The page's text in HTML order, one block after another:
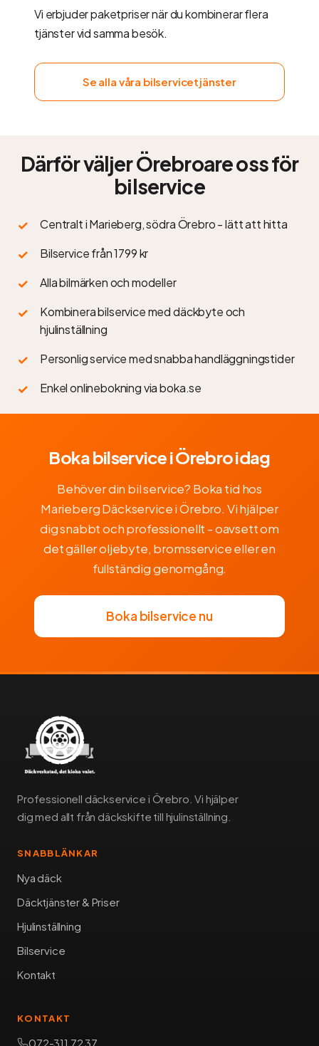
Vi erbjuder paketpriser när du kombinerar flera
tjänster vid samma besök.
Se alla våra bilservicetjänster
Därför väljer Örebroare oss för
bilservice
Centralt i Marieberg, södra Örebro - lätt att hitta
Bilservice från 1799 kr
Alla bilmärken och modeller
Kombinera bilservice med däckbyte och
hjulinställning
Personlig service med snabba handläggningstider
Enkel onlinebokning via boka.se
Boka bilservice i Örebro idag
Behöver din bil service? Boka tid hos
Marieberg Däckservice i Örebro. Vi hjälper
dig snabbt och professionellt - oavsett om
det gäller oljebyte, bromsservice eller en
fullständig genomgång.
Boka bilservice nu
Professionell däckservice i Örebro. Vi hjälper
dig med allt från däckskifte till hjulinställning.
SNABBLÄNKAR
Nya däck
Däcktjänster & Priser
Hjulinställning
Bilservice
Kontakt
KONTAKT
072-311 72 37